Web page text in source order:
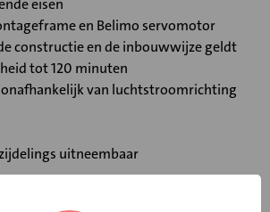
eisen
en Belimo servomotor
constructie en de inbouwwijze geldt
tot 120 minuten
van luchtstroomrichting
uitneembaar